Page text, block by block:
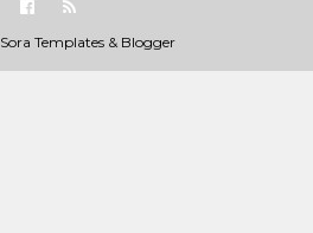
Sora Templates& Blogger